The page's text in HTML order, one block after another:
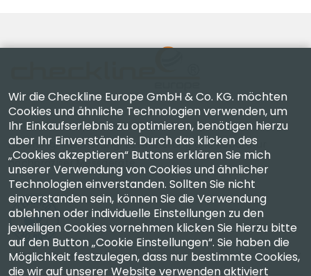
Checkline Europe GmbH & Co. KG. — Spezialisten für
Lieferung, Kalibrierung, Zertifizierung und Reparatur
hochpräziser Messgeräte.
Unternehmen
Wir die Checkline Europe GmbH & Co. KG. möchten
Cookies und ähnliche Technologien verwenden, um
Ihr Einkaufserlebnis zu optimieren, benötigen hierzu
aber Ihr Einverständnis. Durch das klicken des
„Cookies akzeptieren“ Buttons erklären Sie mich
unserer Verwendung von Cookies und ähnlicher
Technologien einverstanden. Sollten Sie nicht
einverstanden sein, können Sie die Verwendung
ablehnen oder individuelle Einstellungen zu den
jeweiligen Cookies vornehmen klicken Sie hierzu bitte
auf den Button „Cookie Einstellungen“. Sie haben die
Möglichkeit festzulegen, dass nur bestimmte Cookies,
die wir auf unserer Website verwenden aktiviert